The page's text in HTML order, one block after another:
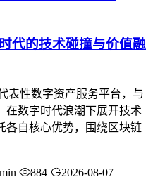
代的技术碰撞与价值融
表性数字资产服务平台，与
在数字时代浪潮下展开技术
各自核心优势，围绕区块链
884 2026-08-07